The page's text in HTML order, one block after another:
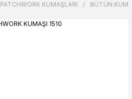
PATCHWORK KUMAŞLARI BÜTÜN